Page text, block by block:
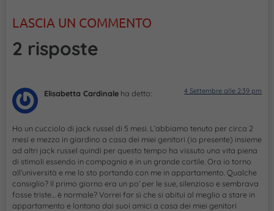
LASCIA UN COMMENTO
2 risposte
Elisabetta Cardinale ha detto: 4 Settembre alle 2:39 pm
Ho un cucciolo di jack russel di 5 mesi. L’abbiamo tenuto per circa 2
mesi e mezzo in giardino a casa dei miei genitori (io presente) insieme
ad altri jack russel quindi per questo tempo ha vissuto una vita piena
di stimoli essendo in compagnia e in un grande cortile. Ora io torno
all’università e me lo sto portando con me in appartamento. Qualche
consiglio? Il primo giorno era un po’ per le sue, silenzioso e sembrava
fosse triste… è normale? Vorrei far sì che si abitui al meglio a stare in
appartamento e lontano dai suoi amici a casa dei miei genitori